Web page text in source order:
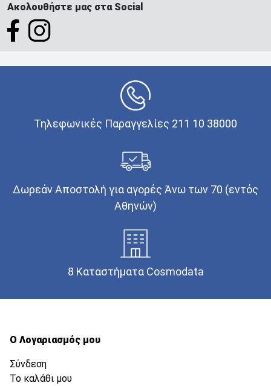
Ακολουθήστε μας στα Social
Τηλεφωνικές Παραγγελίες 211 10 38000
Δωρεάν Αποστολή για αγορές Άνω των 70 (εντός
Αθηνών)
8 Καταστήματα Cosmodata
Ο Λογαριασμός μου
Σύνδεση
Το καλάθι μου